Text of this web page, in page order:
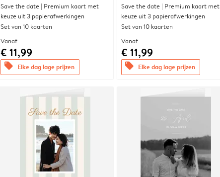
Save the date | Premium kaart met
keuze uit 3 papierafwerkingen
Set van 10 kaarten
Vanaf
€ 11,99
offers Elke dag lage prijzen
Save the date | Premium kaart met
keuze uit 3 papierafwerkingen
Set van 10 kaarten
Vanaf
€ 11,99
offers Elke dag lage prijzen